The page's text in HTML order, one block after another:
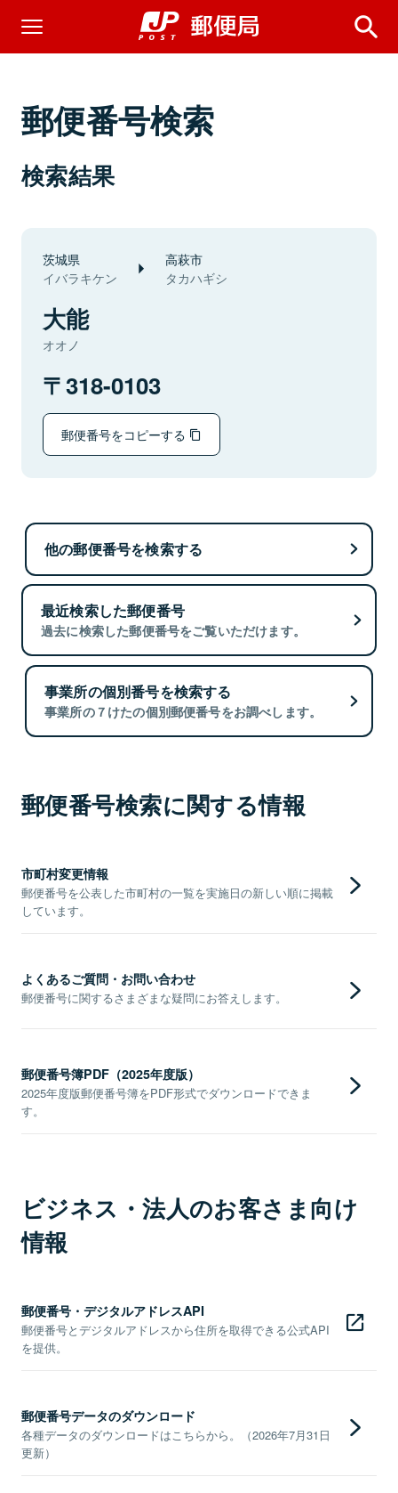
郵便番号検索
検索結果
茨城県
イバラキケン
高萩市
タカハギシ
大能
オオノ
318-0103
郵便番号をコピーする
他の郵便番号を検索する
最近検索した郵便番号
過去に検索した郵便番号をご覧いただけます。
事業所の個別番号を検索する
事業所の７けたの個別郵便番号をお調べします。
郵便番号検索に関する情報
市町村変更情報
郵便番号を公表した市町村の一覧を実施日の新しい順に掲載
しています。
よくあるご質問・お問い合わせ
郵便番号に関するさまざまな疑問にお答えします。
郵便番号簿PDF（2025年度版）
2025年度版郵便番号簿をPDF形式でダウンロードできま
す。
ビジネス・法人のお客さま向け
情報
郵便番号・デジタルアドレスAPI
郵便番号とデジタルアドレスから住所を取得できる公式API
を提供。
郵便番号データのダウンロード
各種データのダウンロードはこちらから。（2026年7月31日
更新）